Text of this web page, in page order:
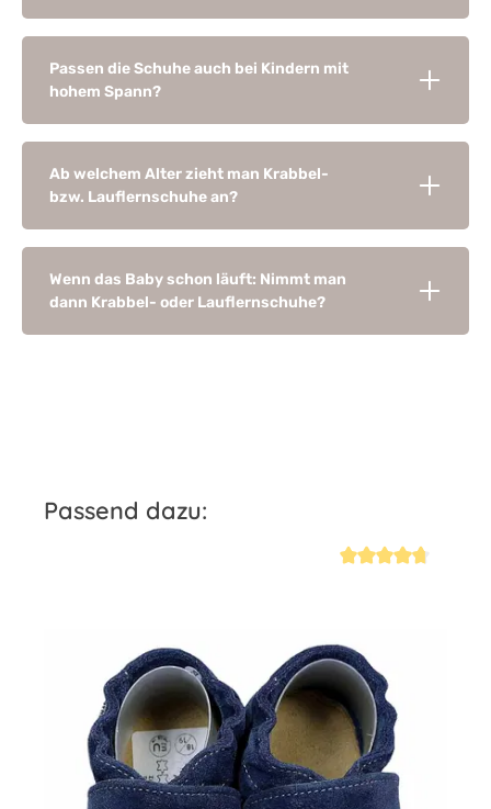
Passen die Schuhe auch bei Kindern mit
hohem Spann?
Ab welchem Alter zieht man Krabbel-
bzw. Lauflernschuhe an?
Wenn das Baby schon läuft: Nimmt man
dann Krabbel- oder Lauflernschuhe?
Produktgalerie überspringen
Passend dazu: